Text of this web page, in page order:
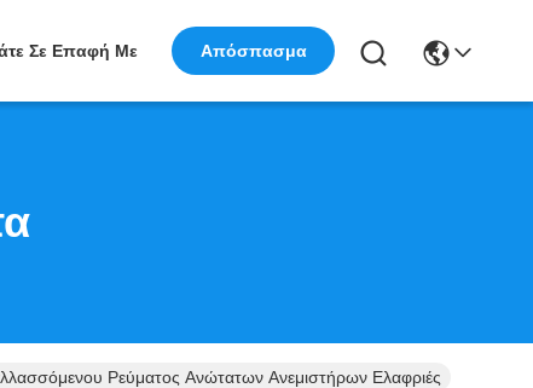
Σε Επαφή Με Απόσπασμα
Ρεύματος Ανώτατων Ανεμιστήρων Ελαφριές